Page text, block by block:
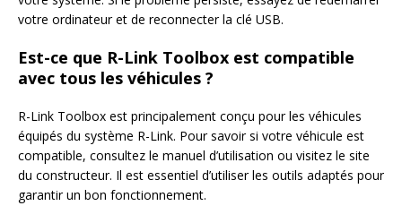
votre ordinateur et de reconnecter la clé USB.
Est-ce que R-Link Toolbox est compatible
avec tous les véhicules ?
R-Link Toolbox est principalement conçu pour les véhicules
équipés du système R-Link. Pour savoir si votre véhicule est
compatible, consultez le manuel d’utilisation ou visitez le site
du constructeur. Il est essentiel d’utiliser les outils adaptés pour
garantir un bon fonctionnement.